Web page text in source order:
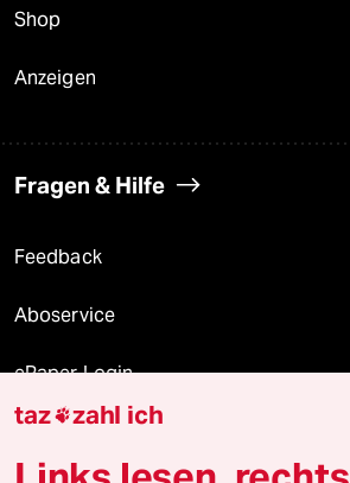
Shop
Anzeigen
Fragen & Hilfe
Feedback
Aboservice
ePaper Login
Downloads für Abonnierende
taz zahl ich